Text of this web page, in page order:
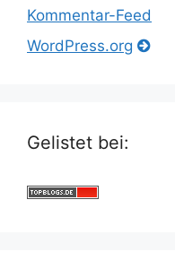
Kommentar-Feed
WordPress.org
Gelistet bei: